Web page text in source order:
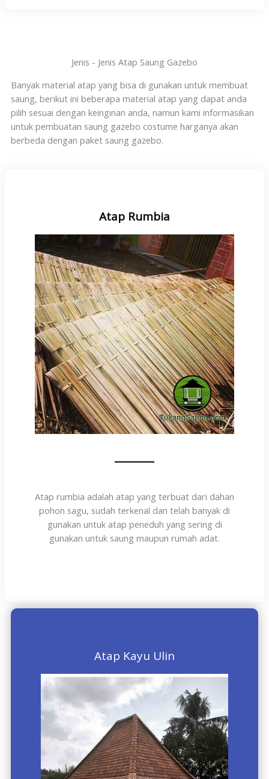
Jenis - Jenis Atap Saung Gazebo
Banyak material atap yang bisa di gunakan untuk membuat
saung, berikut ini beberapa material atap yang dapat anda
pilih sesuai dengan keinginan anda, namun kami informasikan
untuk pembuatan saung gazebo costume harganya akan
berbeda dengan paket saung gazebo.
Atap Rumbia
Atap rumbia adalah atap yang terbuat dari dahan
pohon sagu, sudah terkenal dan telah banyak di
gunakan untuk atap peneduh yang sering di
gunakan untuk saung maupun rumah adat.
Atap Kayu Ulin